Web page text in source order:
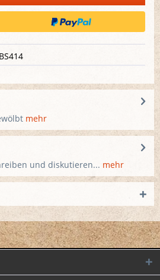
BS414
mehr
und diskutieren... mehr